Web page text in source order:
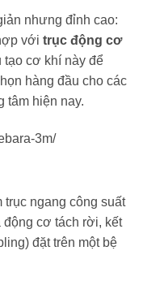
nhưng đỉnh cao:
với trục động cơ
tạo cơ khí này để
hàng đầu cho các
tâm hiện nay.
3m/
ngang công suất
động cơ tách rời, kết
đặt trên một bệ